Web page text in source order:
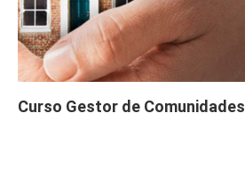
Curso Gestor de Comunidades